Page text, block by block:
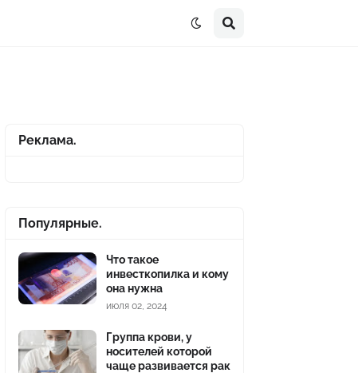
Реклама.
Популярные.
Что такое
инвесткопилка и кому
она нужна
июля 02, 2024
Группа крови, у
носителей которой
чаще развивается рак